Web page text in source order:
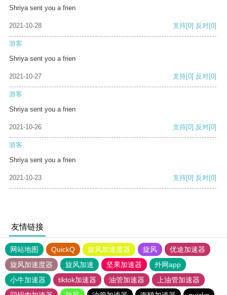
Shriya sent you a frien
2021-10-28 支持[0] 反对[0]
游客
Shriya sent you a frien
2021-10-27 支持[0] 反对[0]
游客
Shriya sent you a frien
2021-10-26 支持[0] 反对[0]
游客
Shriya sent you a frien
2021-10-23 支持[0] 反对[0]
友情链接
网站地图 QuickQ 旋风加速度器 旋风
优途加速器
旋风加速度器
旋风加速 坚果加速器
外网app
小牛加速器
tiktok加速器 油管加速器
上油管加速器